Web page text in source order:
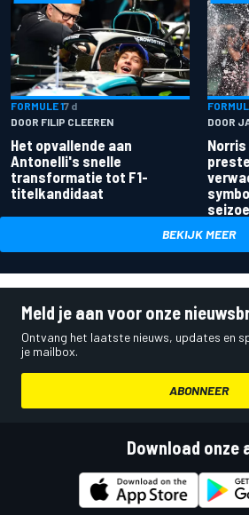
FORMULE 17 d
DOOR FILIP CLEEREN
Het opvallende aan
Antonelli's snelle
transformatie tot F1-
titelkandidaat
DOOR
BEKIJK MEER
Meld je aan voor onze
Ontvang het laatste nieuws, updates en
je mailbox.
ABONNEER
Download onze